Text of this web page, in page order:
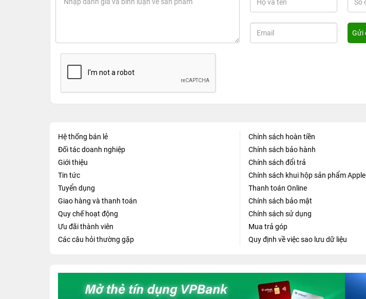
Hệ thống bán lẻ
Đối tác doanh nghiệp
Giới thiệu
Tin tức
Tuyển dụng
Giao hàng và thanh toán
Quy chế hoạt động
Ưu đãi thành viên
Các câu hỏi thường gặp
Chính sách hoàn tiền
Chính sách bảo hành
Chính sách đổi trả
Chính sách khui hộp sản phẩm Apple
Thanh toán Online
Chính sách bảo mật
Chính sách sử dụng
Mua trả góp
Quy định về việc sao lưu dữ liệu